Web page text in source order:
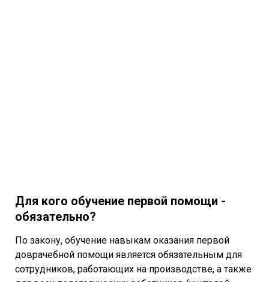
Для кого обучение первой помощи -
обязательно?
По закону, обучение навыкам оказания первой
доврачебной помощи является обязательным для
сотрудников, работающих на производстве, а также